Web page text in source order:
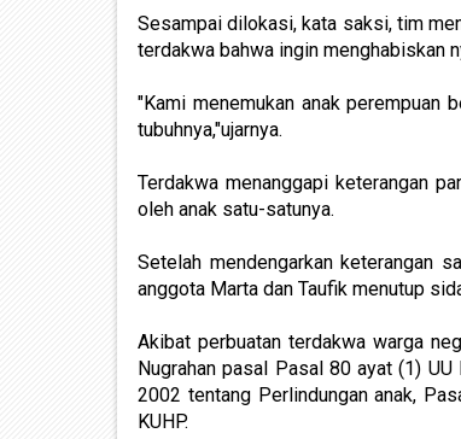
Sesampai dilokasi, kata saksi, tim
terdakwa bahwa ingin menghabiskan
"Kami menemukan anak
tubuhnya,"ujarnya.
Terdakwa menanggapi keterangan
oleh anak satu-satunya.
Setelah mendengarkan keterangan
anggota Marta dan Taufik menutup
Akibat perbuatan terdakwa warga
Nugrahan pasal Pasal 80 ayat (1)
2002 tentang Perlindungan anak,
KUHP.